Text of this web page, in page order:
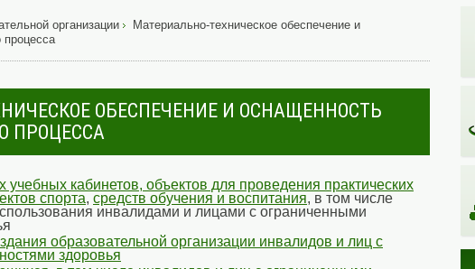
организации
Материально-техническое обеспечение и
процесса
ОБЕСПЕЧЕНИЕ И ОСНАЩЕННОСТЬ
ПРОЦЕССА
кабинетов, объектов для проведения практических
спорта, средств обучения и воспитания, в том числе
инвалидами и лицами с ограниченными
образовательной организации инвалидов и лиц с
здоровья